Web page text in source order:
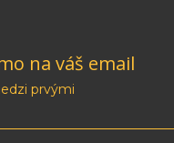
na váš email
prvými